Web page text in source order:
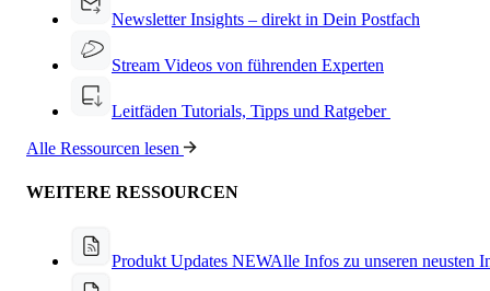
NewsletterInsights – direkt in Dein Postfach
Stream Videos von führenden Experten
Leitfäden Tutorials, Tipps und Ratgeber
Alle Ressourcen lesen
WEITERE RESSOURCEN
Produkt Updates NEWAlle Infos zu unseren neusten